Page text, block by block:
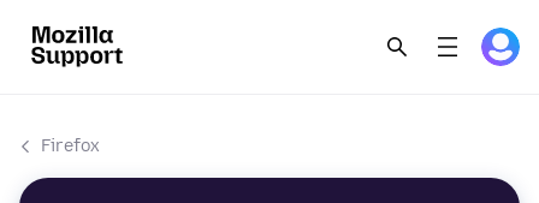
Firefox